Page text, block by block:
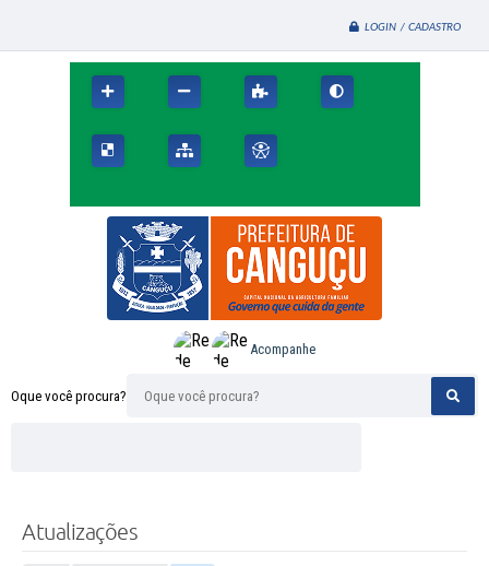
LOGIN / CADASTRO
Oque você procura?
Acompanhe
Atualizações